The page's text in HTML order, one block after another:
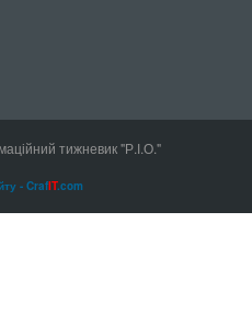
тижневик "Р.І.О."
- CrafIT.com